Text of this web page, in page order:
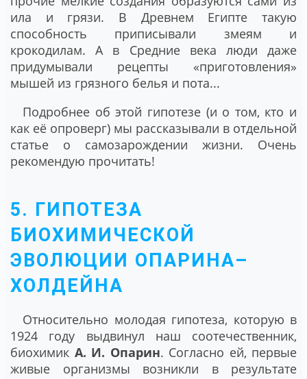
ила и грязи. В Древнем Египте такую
способность приписывали змеям и
крокодилам. А в Средние века люди даже
придумывали рецепты «приготовления»
мышей из грязного белья и пота...
Подробнее об этой гипотезе (и о том, кто и
как её опроверг) мы рассказывали в отдельной
статье о самозарождении жизни. Очень
рекомендую прочитать!
5. ГИПОТЕЗА
БИОХИМИЧЕСКОЙ
ЭВОЛЮЦИИ ОПАРИНА–
ХОЛДЕЙНА
Относительно молодая гипотеза, которую в
1924 году выдвинул наш соотечественник,
биохимик А. И. Опарин. Согласно ей, первые
живые организмы возникли в результате